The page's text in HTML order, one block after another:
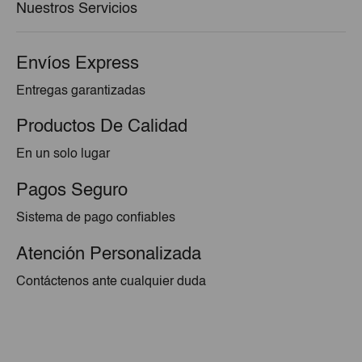
Nuestros Servicios
Envíos Express
Entregas garantizadas
Productos De Calidad
En un solo lugar
Pagos Seguro
Sistema de pago confiables
Atención Personalizada
Contáctenos ante cualquier duda